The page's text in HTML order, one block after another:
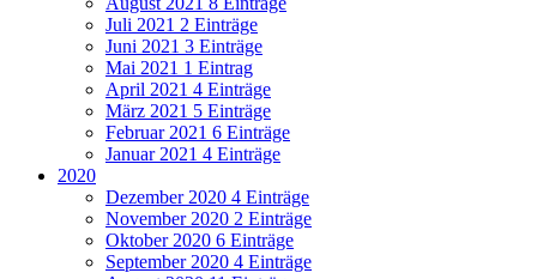
Juli 2021 2 Einträge
Juni 2021 3 Einträge
Mai 2021 1 Eintrag
April 2021 4 Einträge
März 2021 5 Einträge
Februar 2021 6 Einträge
Januar 2021 4 Einträge
2020
Dezember 2020 4 Einträge
November 2020 2 Einträge
Oktober 2020 6 Einträge
September 2020 4 Einträge